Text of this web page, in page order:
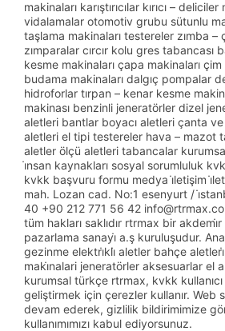
makinaları karıştırıcılar kırıcı –
vidalamalar otomotiv grubu sütunlu
taşlama makinaları testereler zımba –
zımparalar cırcır kolu gres tabancası
kesme makinaları çapa makinaları
budama makinaları dalgıç pompalar
hidroforlar tırpan – kenar kesme
makinası benzinli jeneratörler dizel
aletleri bantlar boyacı aletleri çanta
aletleri el tipi testereler hava – mazot
aletler ölçü aletleri tabancalar
i̇nsan kaynakları sosyal sorumluluk
kvkk başvuru formu medya i̇letişim
mah. Lozan cad. No:1 esenyurt /
40 +90 212 771 56 42
tüm hakları saklıdır rtrmax bir
pazarlama sanayi̇ a.ş kuruluşudur.
gezinme elektri̇kli̇ aletler bahçe
maki̇nalari jeneratörler aksesuarlar el
kurumsal türkçe rtrmax, kvkk
geliştirmek için çerezler kullanır. Web
devam ederek, gizlilik bildirimimize
kullanımımızı kabul ediyorsunuz.